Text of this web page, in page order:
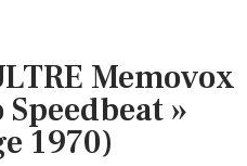
Memovox
»
1970)